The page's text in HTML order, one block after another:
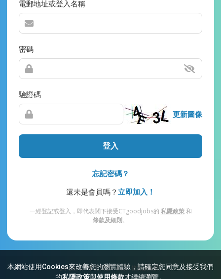
本網站使用Cookies來改善您的瀏覽體驗，請確定您同意及接受我們
的私隱政策與使用條款才繼續瀏覽。
電郵地址或登入名稱
密碼
驗證碼
更新圖像
登入
忘記密碼？
還未是會員嗎？ 立即加入！
一經登記或登入，即代表閣下接受CTgoodjobs的 私隱政策和
條款及細則。
網站索引 常見問題 私隱 條款及細則